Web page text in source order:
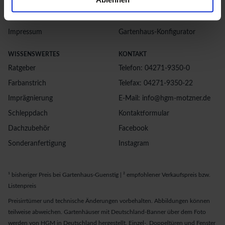
Impressum
Bestellvorgang
Gartenhaus-Konfigurator
WISSENSWERTES
Ratgeber
Farbanstrich
Imprägnierung
Schleppdach
Dachzubehör
Sonderanfertigung
KONTAKT
Telefon: 04271-9350-0
Telefax: 04271-9350-22
E-Mail: info@hgm-motzner.de
Kontaktformular
Facebook
Instagram
¹ bisheriger Preis bei Gartenhaus-Guenstig | ² empfohlener Verkaufspreis bzw.
Listenpreis
Preisirrtümer und technische Änderungen vorbehalten. Abbildungen können
teilweise abweichen. Gartenhäuser mit Deutschland-Banner über dem Foto
werden von HGM in Deutschland hergestellt. Einzel-, Doppeltüren und Fenster